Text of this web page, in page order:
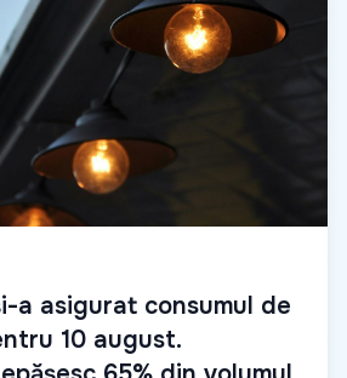
a asigurat consumul de
10 august.